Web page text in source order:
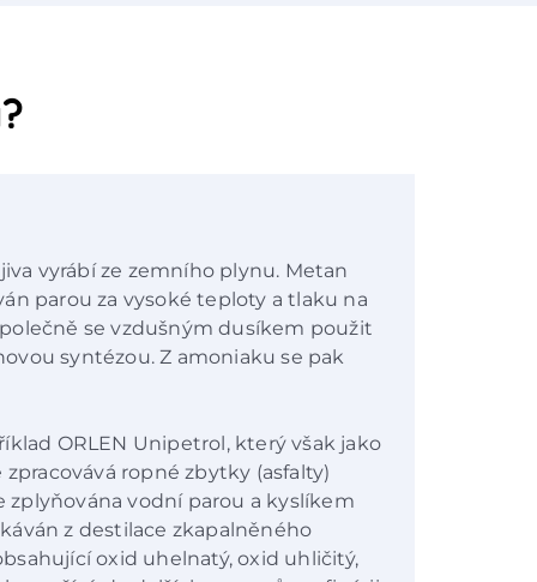
vyrábí ze zemního plynu. Metan
parou za vysoké teploty a tlaku na
se vzdušným dusíkem použit
syntézou. Z amoniaku se pak
ORLEN Unipetrol, který však jako
ropné zbytky (asfalty)
zplyňována vodní parou a kyslíkem
z destilace zkapalněného
oxid uhelnatý, oxid uhličitý,